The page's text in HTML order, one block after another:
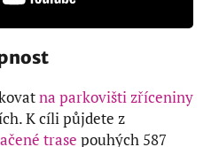
na parkovišti zříceniny
K cíli půjdete z
trase pouhých 587